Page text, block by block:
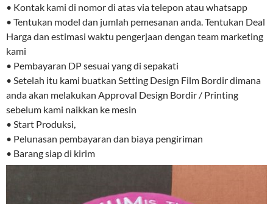
• Kontak kami di nomor di atas via telepon atau whatsapp
• Tentukan model dan jumlah pemesanan anda. Tentukan Deal
Harga dan estimasi waktu pengerjaan dengan team marketing
kami
• Pembayaran DP sesuai yang di sepakati
• Setelah itu kami buatkan Setting Design Film Bordir dimana
anda akan melakukan Approval Design Bordir / Printing
sebelum kami naikkan ke mesin
• Start Produksi,
• Pelunasan pembayaran dan biaya pengiriman
• Barang siap di kirim